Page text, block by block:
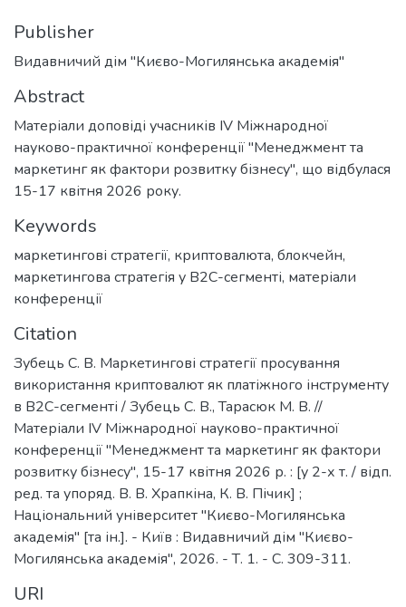
Publisher
Видавничий дім "Києво-Могилянська академія"
Abstract
Матеріали доповіді учасників IV Міжнародної
науково-практичної конференції "Менеджмент та
маркетинг як фактори розвитку бізнесу", що відбулася
15-17 квітня 2026 року.
Keywords
маркетингові стратегії, криптовалюта, блокчейн,
маркетингова стратегія у B2C-сегменті, матеріали
конференції
Citation
Зубець С. В. Маркетингові стратегії просування
використання криптовалют як платіжного інструменту
в B2C-сегменті / Зубець С. В., Тарасюк М. В. //
Матеріали ІV Міжнародної науково-практичної
конференції "Менеджмент та маркетинг як фактори
розвитку бізнесу", 15-17 квітня 2026 р. : [у 2-х т. / відп.
ред. та упоряд. В. В. Храпкіна, К. В. Пічик] ;
Національний університет "Києво-Могилянська
академія" [та ін.]. - Київ : Видавничий дім "Києво-
Могилянська академія", 2026. - Т. 1. - С. 309-311.
URI